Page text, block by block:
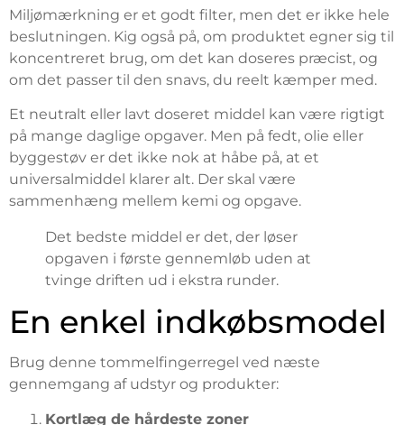
Miljømærkning er et godt filter, men det er ikke hele
beslutningen. Kig også på, om produktet egner sig til
koncentreret brug, om det kan doseres præcist, og
om det passer til den snavs, du reelt kæmper med.
Et neutralt eller lavt doseret middel kan være rigtigt
på mange daglige opgaver. Men på fedt, olie eller
byggestøv er det ikke nok at håbe på, at et
universalmiddel klarer alt. Der skal være
sammenhæng mellem kemi og opgave.
Det bedste middel er det, der løser
opgaven i første gennemløb uden at
tvinge driften ud i ekstra runder.
En enkel indkøbsmodel
Brug denne tommelfingerregel ved næste
gennemgang af udstyr og produkter:
Kortlæg de hårdeste zoner